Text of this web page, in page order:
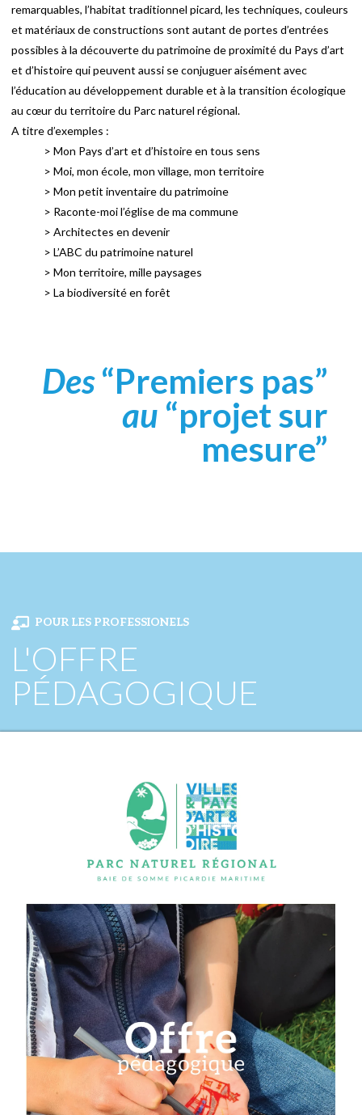
remarquables, l’habitat traditionnel picard, les techniques, couleurs
et matériaux de constructions sont autant de portes d’entrées
possibles à la découverte du patrimoine de proximité du Pays d’art
et d’histoire qui peuvent aussi se conjuguer aisément avec
l’éducation au développement durable et à la transition écologique
au cœur du territoire du Parc naturel régional.
A titre d’exemples :
> Mon Pays d’art et d’histoire en tous sens
> Moi, mon école, mon village, mon territoire
> Mon petit inventaire du patrimoine
> Raconte-moi l’église de ma commune
> Architectes en devenir
> L’ABC du patrimoine naturel
> Mon territoire, mille paysages
> La biodiversité en forêt
Des“Premiers pas”
au “projet sur
mesure”
POUR LES PROFESSIONELS
L'OFFRE
PÉDAGOGIQUE